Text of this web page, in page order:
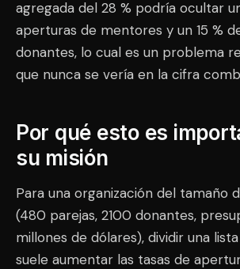
agregada del 28 % podría ocultar
aperturas de mentores y un 15 %
donantes, lo cual es un problema
que nunca se vería en la cifra
Por qué esto es
su misión
Para una organización del tamaño
(480 parejas, 2100 donantes,
millones de dólares), dividir una
suele aumentar las tasas de